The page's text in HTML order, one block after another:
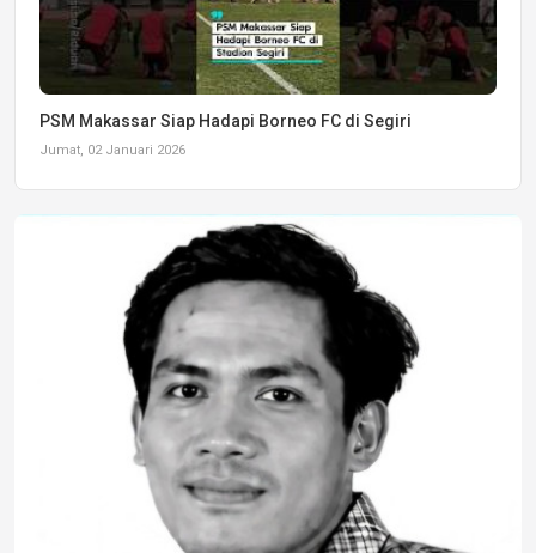
PSM Makassar Siap Hadapi Borneo FC di Segiri
Jumat, 02 Januari 2026